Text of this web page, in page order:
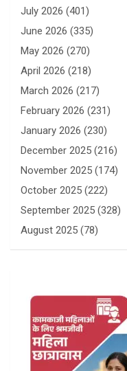
July 2026 (401)
June 2026 (335)
May 2026 (270)
April 2026 (218)
March 2026 (217)
February 2026 (231)
January 2026 (230)
December 2025 (216)
November 2025 (174)
October 2025 (222)
September 2025 (328)
August 2025 (78)